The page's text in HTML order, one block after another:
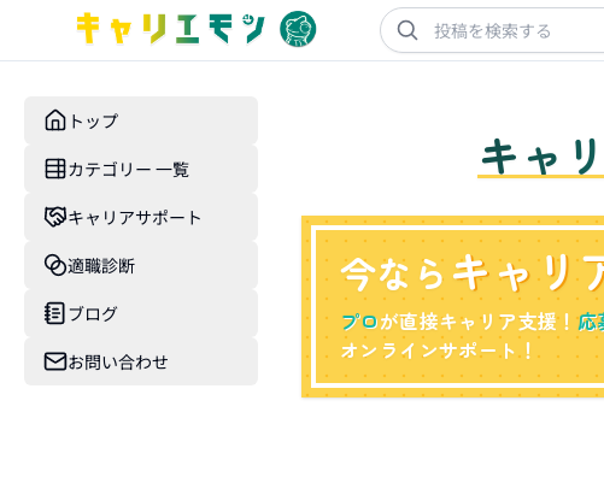
トップ
カテゴリー 一覧
キャリアサポート
適職診断
ブログ
お問い合わせ
キャ
今ならキャリ
プロが直接キャリア支援！応
オンラインサポート！